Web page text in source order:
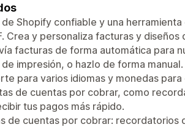
Shopify confiable y una
Crea y personaliza facturas y diseños
facturas de forma automática para
impresión, o hazlo de forma
para varios idiomas y monedas
de cuentas por cobrar, como
tus pagos más rápido.
de cuentas por cobrar: recordatorios